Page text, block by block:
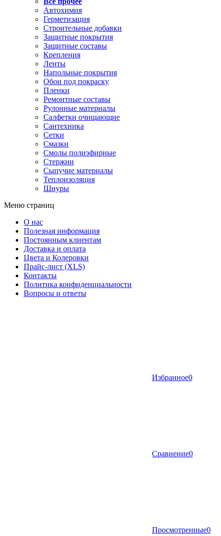
Автохимия
Герметизация
Строительные добавки
Защитные покрытия
Защитные составы
Крепления
Ленты
Напольные покрытия
Обои под покраску
Пленки
Ремонтные составы
Рулонные материалы
Салфетки очищающие
Сантехника
Сетки
Смазки
Смолы полиэфирные
Стержни
Сыпучие материалы
Теплоизоляция
Шнуры
Меню страниц
О нас
Полезная информация
Постоянным клиентам
Доставка и оплата
Цвета и Колеровки
Прайс-лист (XLS)
Контакты
Политика конфиденциальности
Вопросы и ответы
Избранное0
Сравнение0
Просмотренные0